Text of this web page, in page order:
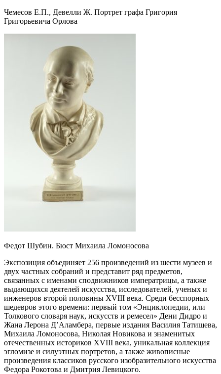
Чемесов Е.П., Девелли Ж. Портрет графа Григория
Григорьевича Орлова
Федот Шубин. Бюст Михаила Ломоносова
Экспозиция объединяет 256 произведений из шести музеев и
двух частных собраний и представит ряд предметов,
связанных с именами сподвижников императрицы, а также
выдающихся деятелей искусства, исследователей, ученых и
инженеров второй половины XVIII века. Среди бесспорных
шедевров этого времени: первый том «Энциклопедии, или
Толкового словаря наук, искусств и ремесел» Дени Дидро и
Жана Лерона Д’Аламбера, первые издания Василия Татищева,
Михаила Ломоносова, Николая Новикова и знаменитых
отечественных историков XVIII века, уникальная коллекция
эгломизе и силуэтных портретов, а также живописные
произведения классиков русского изобразительного искусства
Федора Рокотова и Дмитрия Левицкого.